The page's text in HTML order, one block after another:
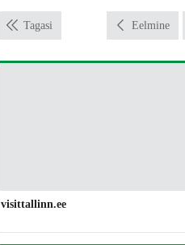
Tagasi Eelmine
visittallinn.ee